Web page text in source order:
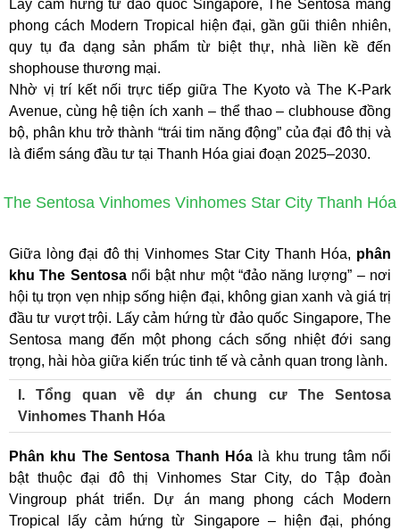
Lấy cảm hứng từ đảo quốc Singapore, The Sentosa mang
phong cách Modern Tropical hiện đại, gần gũi thiên nhiên,
quy tụ đa dạng sản phẩm từ biệt thự, nhà liền kề đến
shophouse thương mại.
Nhờ vị trí kết nối trực tiếp giữa The Kyoto và The K-Park
Avenue, cùng hệ tiện ích xanh – thể thao – clubhouse đồng
bộ, phân khu trở thành “trái tim năng động” của đại đô thị và
là điểm sáng đầu tư tại Thanh Hóa giai đoạn 2025–2030.
The Sentosa Vinhomes Vinhomes Star City Thanh Hóa
Giữa lòng đại đô thị Vinhomes Star City Thanh Hóa, phân
khu The Sentosanổi bật như một “đảo năng lượng” – nơi
hội tụ trọn vẹn nhịp sống hiện đại, không gian xanh và giá trị
đầu tư vượt trội. Lấy cảm hứng từ đảo quốc Singapore, The
Sentosa mang đến một phong cách sống nhiệt đới sang
trọng, hài hòa giữa kiến trúc tinh tế và cảnh quan trong lành.
I. Tổng quan về dự án chung cư The Sentosa
Vinhomes Thanh Hóa
Phân khu The Sentosa Thanh Hóa là khu trung tâm nổi
bật thuộc đại đô thị Vinhomes Star City, do Tập đoàn
Vingroup phát triển. Dự án mang phong cách Modern
Tropical lấy cảm hứng từ Singapore – hiện đại, phóng